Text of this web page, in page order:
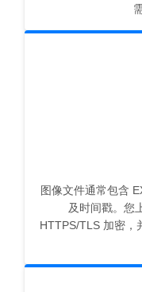
图像文件通常包含
及时间戳。您
HTTPS/TLS 加密，